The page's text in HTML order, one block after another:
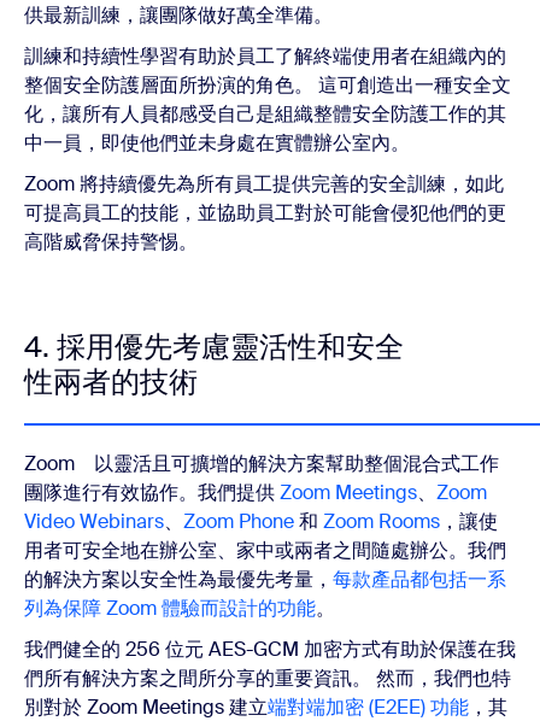
供最新訓練，讓團隊做好萬全準備。
訓練和持續性學習有助於員工了解終端使用者在組織內的
整個安全防護層面所扮演的角色。 這可創造出一種安全文
化，讓所有人員都感受自己是組織整體安全防護工作的其
中一員，即使他們並未身處在實體辦公室內。
Zoom 將持續優先為所有員工提供完善的安全訓練，如此
可提高員工的技能，並協助員工對於可能會侵犯他們的更
高階威脅保持警惕。
4. 採用優先考慮靈活性和安全
性兩者的技術
Zoom 以靈活且可擴增的解決方案幫助整個混合式工作
團隊進行有效協作。我們提供Zoom Meetings、 Zoom
Video Webinars、 Zoom Phone和 Zoom Rooms ，讓使
用者可安全地在辦公室、家中或兩者之間隨處辦公。我們
的解決方案以安全性為最優先考量， 每款產品都包括一系
列為保障 Zoom 體驗而設計的功能。
我們健全的 256 位元 AES-GCM 加密方式有助於保護在我
們所有解決方案之間所分享的重要資訊。 然而，我們也特
別對於 Zoom Meetings 建立端對端加密 (E2EE) 功能 ，其